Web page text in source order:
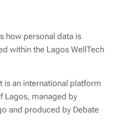
how personal data is
within the Lagos WellTech
is an international platform
Lagos, managed by
and produced by Debate